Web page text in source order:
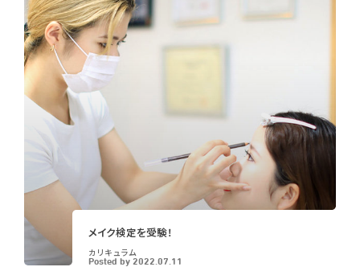
メイク検定を受験！
Posted by 2022.07.11
カリキュラム